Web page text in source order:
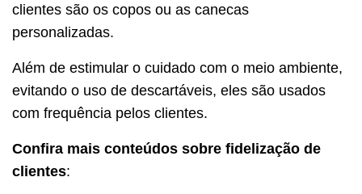
clientes são os copos ou as canecas
personalizadas.
Além de estimular o cuidado com o meio ambiente,
evitando o uso de descartáveis, eles são usados
com frequência pelos clientes.
Confira mais conteúdos sobre fidelização de
clientes: